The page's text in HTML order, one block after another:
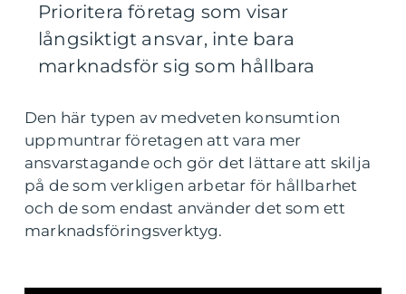
Prioritera företag som visar
långsiktigt ansvar, inte bara
marknadsför sig som hållbara
Den här typen av medveten konsumtion
uppmuntrar företagen att vara mer
ansvarstagande och gör det lättare att skilja
på de som verkligen arbetar för hållbarhet
och de som endast använder det som ett
marknadsföringsverktyg.